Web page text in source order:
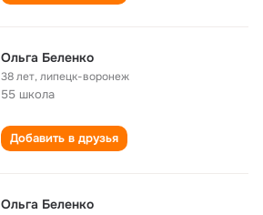
Ольга Беленко
38 лет,липецк-воронеж
55 школа
Добавить в друзья
Ольга Беленко